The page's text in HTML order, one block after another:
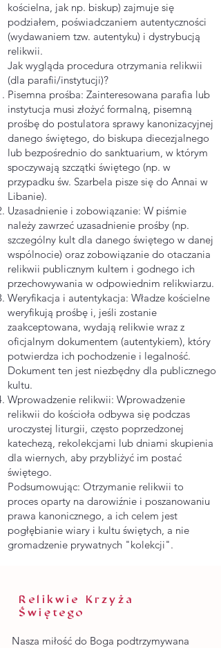
kościelna, jak np. biskup) zajmuje się
podziałem, poświadczaniem autentyczności
(wydawaniem tzw. autentyku) i dystrybucją
relikwii.
Jak wygląda procedura otrzymania relikwii
(dla parafii/instytucji)?
Pisemna prośba: Zainteresowana parafia lub
instytucja musi złożyć formalną, pisemną
prośbę do postulatora sprawy kanonizacyjnej
danego świętego, do biskupa diecezjalnego
lub bezpośrednio do sanktuarium, w którym
spoczywają szczątki świętego (np. w
przypadku św. Szarbela pisze się do Annai w
Libanie).
Uzasadnienie i zobowiązanie: W piśmie
należy zawrzeć uzasadnienie prośby (np.
szczególny kult dla danego świętego w danej
wspólnocie) oraz zobowiązanie do otaczania
relikwii publicznym kultem i godnego ich
przechowywania w odpowiednim relikwiarzu.
Weryfikacja i autentykacja: Władze kościelne
weryfikują prośbę i, jeśli zostanie
zaakceptowana, wydają relikwie wraz z
oficjalnym dokumentem (autentykiem), który
potwierdza ich pochodzenie i legalność.
Dokument ten jest niezbędny dla publicznego
kultu.
Wprowadzenie relikwii: Wprowadzenie
relikwii do kościoła odbywa się podczas
uroczystej liturgii, często poprzedzonej
katechezą, rekolekcjami lub dniami skupienia
dla wiernych, aby przybliżyć im postać
świętego.
Podsumowując: Otrzymanie relikwii to
proces oparty na darowiźnie i poszanowaniu
prawa kanonicznego, a ich celem jest
pogłębianie wiary i kultu świętych, a nie
gromadzenie prywatnych "kolekcji".
Relikwie Krzyża
Świętego
Nasza miłość do Boga podtrzymywana